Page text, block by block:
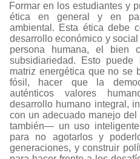
Formar en los estudiantes y
ética en general y en
ambiental. Esta ética debe
desarrollo económico y
persona humana, el bien
subsidiariedad. Esto
matriz energética que no se
fósil, hacer que la
auténticos valores
desarrollo humano integral,
con un adecuado manejo
también— un uso
para no agotarlos y
generaciones, y construir